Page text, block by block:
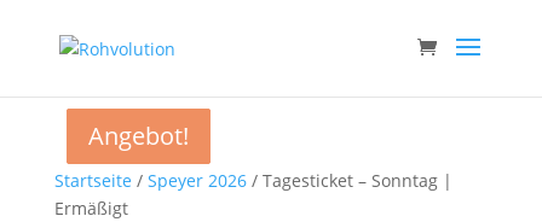
Startseite / Speyer 2026/ Tagesticket – Sonntag |
Ermäßigt
Angebot!
Angebot!
Angebot!
Angebot!